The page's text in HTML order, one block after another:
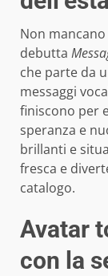
Non
debutta
che parte da
messaggi
finiscono per
speranza e
brillanti e
fresca e
catalogo.
Avatar
con la